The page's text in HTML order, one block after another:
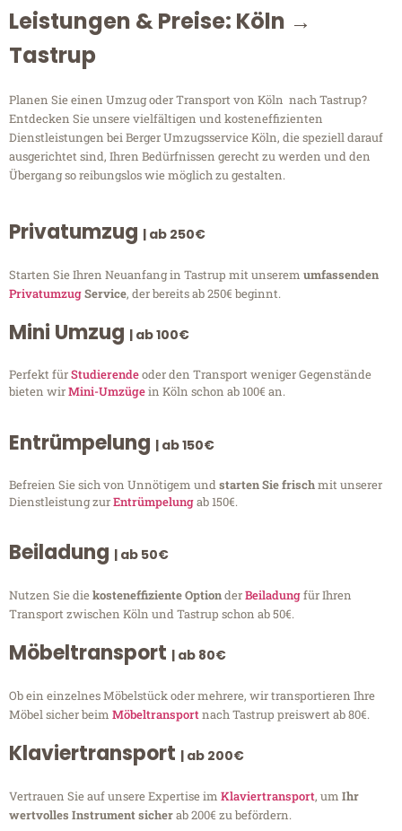
Leistungen & Preise: Köln →
Tastrup
Planen Sie einen Umzug oder Transport von Köln nach Tastrup?
Entdecken Sie unsere vielfältigen und kosteneffizienten
Dienstleistungen bei Berger Umzugsservice Köln, die speziell darauf
ausgerichtet sind, Ihren Bedürfnissen gerecht zu werden und den
Übergang so reibungslos wie möglich zu gestalten.
Privatumzug | ab 250€
Starten Sie Ihren Neuanfang in Tastrup mit unserem umfassenden
PrivatumzugService, der bereits ab 250€ beginnt.
Mini Umzug | ab 100€
Perfekt fürStudierendeoder den Transport weniger Gegenstände
bieten wirMini-Umzügein Köln schon ab 100€ an.
Entrümpelung | ab 150€
Befreien Sie sich von Unnötigem undstarten Sie frischmit unserer
Dienstleistung zurEntrümpelungab 150€.
Beiladung | ab 50€
Nutzen Sie diekosteneffiziente OptionderBeiladungfür Ihren
Transport zwischen Köln und Tastrup schon ab 50€.
Möbeltransport | ab 80€
Ob ein einzelnes Möbelstück oder mehrere, wir transportieren Ihre
Möbel sicher beim Möbeltransportnach Tastrup preiswert ab 80€.
Klaviertransport | ab 200€
Vertrauen Sie auf unsere Expertise im Klaviertransport, um Ihr
wertvolles Instrument sicherab 200€ zu befördern.